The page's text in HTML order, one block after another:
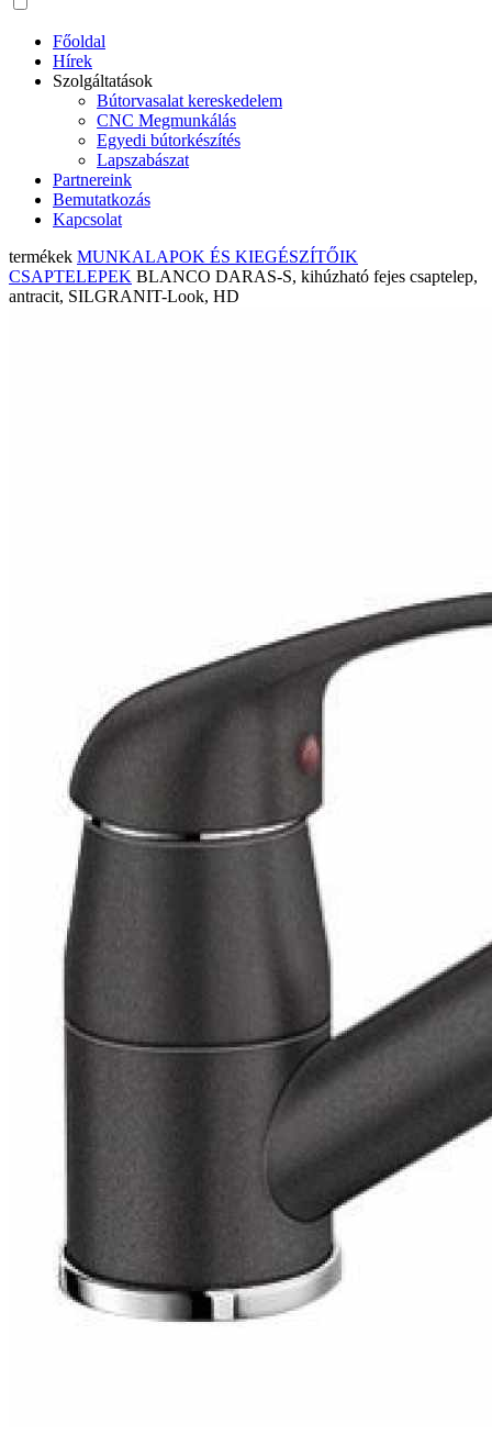
Főoldal
Hírek
Szolgáltatások
Bútorvasalat kereskedelem
CNC Megmunkálás
Egyedi bútorkészítés
Lapszabászat
Partnereink
Bemutatkozás
Kapcsolat
termékek MUNKALAPOK ÉS KIEGÉSZÍTŐIK
CSAPTELEPEK BLANCO DARAS-S, kihúzható fejes csaptelep,
antracit, SILGRANIT-Look, HD